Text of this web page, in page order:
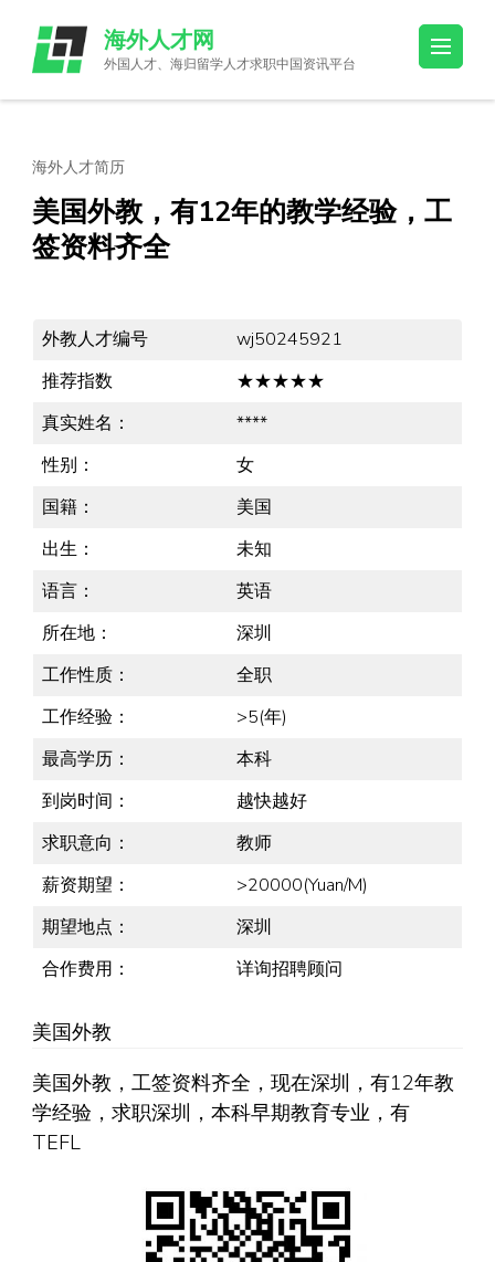
content
(Press
海外人才网
外国人才、海归留学人才求职中国资讯平台
海外人才简历
美国外教，有12年的教学经验，工
签资料齐全
外教人才编号
wj50245921
推荐指数
★★★★★
真实姓名：
****
性别：
女
国籍：
美国
出生：
未知
语言：
英语
所在地：
深圳
工作性质：
全职
工作经验：
>5(年)
最高学历：
本科
到岗时间：
越快越好
求职意向：
教师
薪资期望：
>20000(Yuan/M)
期望地点：
深圳
合作费用：
详询招聘顾问
美国外教
美国外教，工签资料齐全，现在深圳，有12年教
学经验，求职深圳，本科早期教育专业，有
TEFL